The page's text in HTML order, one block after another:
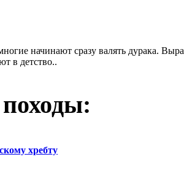
начинают сразу валять дурака.
в детство..
хребту